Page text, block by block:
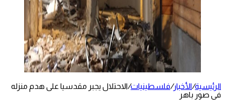
الرئيسية/الأخبار/فلسطينيات/الاحتلال يجبر مقدسيا على هدم منزله
في صور باهر